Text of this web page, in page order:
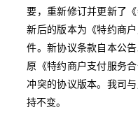
要，重新修订并更新了
新后的版本为《特约商
件。新协议条款自本公
原《特约商户支付服务
冲突的协议版本。我司
持不变。